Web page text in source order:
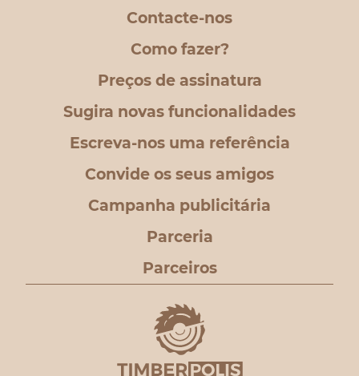
Contacte-nos
Como fazer?
Preços de assinatura
Sugira novas funcionalidades
Escreva-nos uma referência
Convide os seus amigos
Campanha publicitária
Parceria
Parceiros